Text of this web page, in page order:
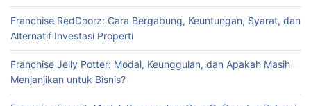
Franchise RedDoorz: Cara Bergabung, Keuntungan, Syarat, dan
Alternatif Investasi Properti
Franchise Jelly Potter: Modal, Keunggulan, dan Apakah Masih
Menjanjikan untuk Bisnis?